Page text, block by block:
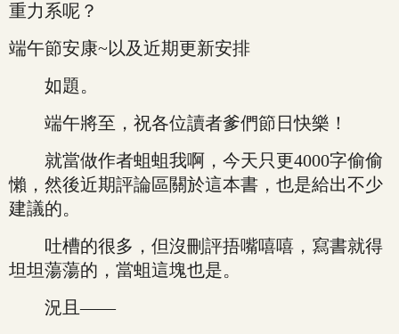
重力系呢？
端午節安康~以及近期更新安排
如題。
端午將至，祝各位讀者爹們節日快樂！
就當做作者蛆蛆我啊，今天只更4000字偷偷
懶，然後近期評論區關於這本書，也是給出不少
建議的。
吐槽的很多，但沒刪評捂嘴嘻嘻，寫書就得
坦坦蕩蕩的，當蛆這塊也是。
況且——